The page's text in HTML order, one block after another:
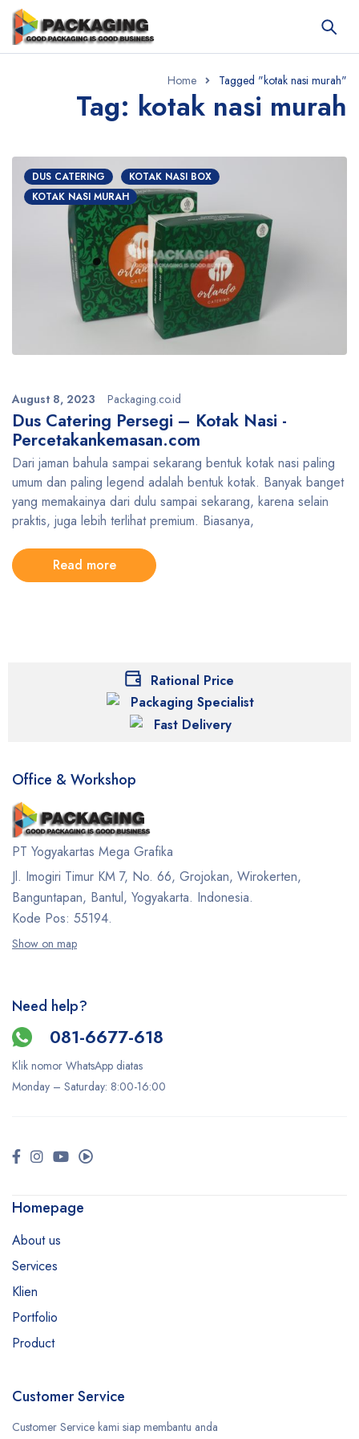
Home Tagged "kotak nasi murah"
Tag: kotak nasi murah
DUS CATERING
KOTAK NASI BOX
KOTAK NASI MURAH
August 8, 2023 Packaging.co.id
Dus Catering Persegi – Kotak Nasi -
Percetakankemasan.com
Dari jaman bahula sampai sekarang bentuk kotak nasi paling
umum dan paling legend adalah bentuk kotak. Banyak banget
yang memakainya dari dulu sampai sekarang, karena selain
praktis, juga lebih terlihat premium. Biasanya,
Read more
Rational Price
Packaging Specialist
Fast Delivery
Office & Workshop
PT Yogyakartas Mega Grafika
Jl. Imogiri Timur KM 7, No. 66, Grojokan, Wirokerten,
Banguntapan, Bantul, Yogyakarta. Indonesia.
Kode Pos: 55194.
Show on map
Need help?
081-6677-618
Klik nomor WhatsApp diatas
Monday – Saturday: 8:00-16:00
Homepage
About us
Services
Klien
Portfolio
Product
Customer Service
Customer Service kami siap membantu anda